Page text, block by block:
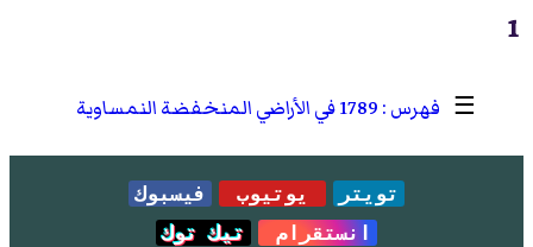
1
☰ 1789 في الأراضي المنخفضة النمساوية
تويتر يوتيوب
فيسبوك
انستقرام
تيك توك